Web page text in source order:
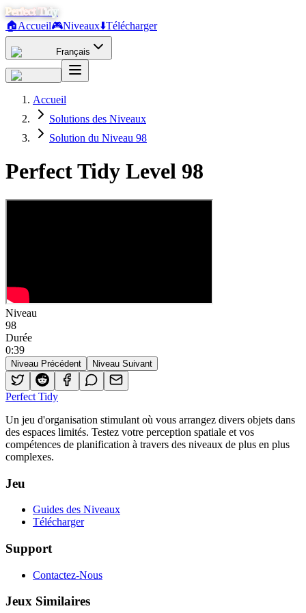
Perfect Tidy
🏠Accueil🎮Niveaux⬇️Télécharger
Français
Accueil
Solutions des Niveaux
Solution du Niveau 98
Perfect Tidy Level 98
Niveau
98
Durée
0:39
Niveau Précédent Niveau Suivant
Perfect Tidy
Un jeu d'organisation stimulant où vous arrangez divers objets dans
des espaces limités. Testez votre perception spatiale et vos
compétences de planification à travers des niveaux de plus en plus
complexes.
Jeu
Guides des Niveaux
Télécharger
Support
Contactez-Nous
Jeux Similaires